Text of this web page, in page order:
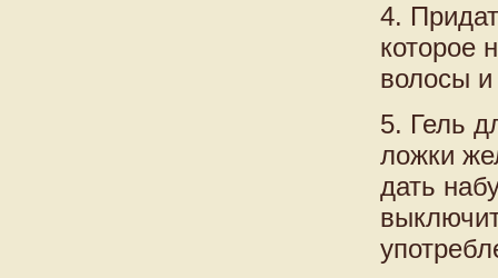
4.
которое
волосы
5. Гель
ложки
дать